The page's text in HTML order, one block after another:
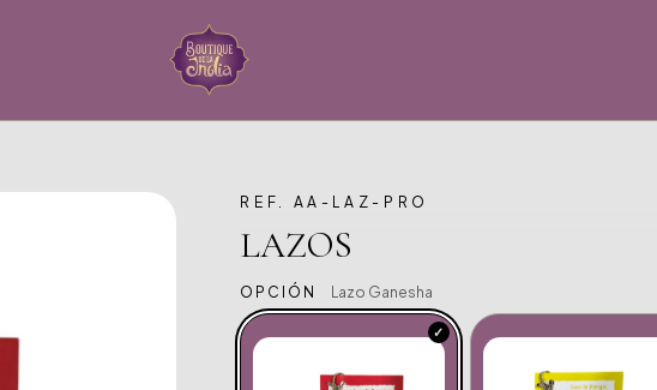
REF. AA-LAZ-PRO
LAZOS
OPCIÓN Lazo Ganesha